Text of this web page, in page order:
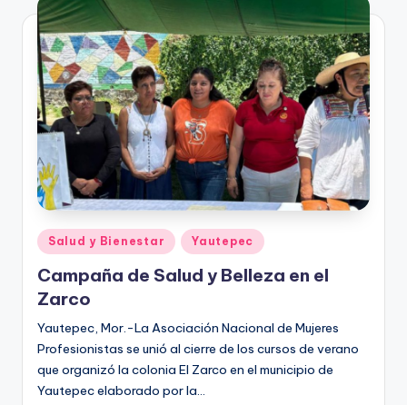
Publicado
en
Salud y Bienestar Yautepec
Campaña de Salud y Belleza en el
Zarco
Yautepec, Mor.-La Asociación Nacional de Mujeres
Profesionistas se unió al cierre de los cursos de verano
que organizó la colonia El Zarco en el municipio de
Yautepec elaborado por la…